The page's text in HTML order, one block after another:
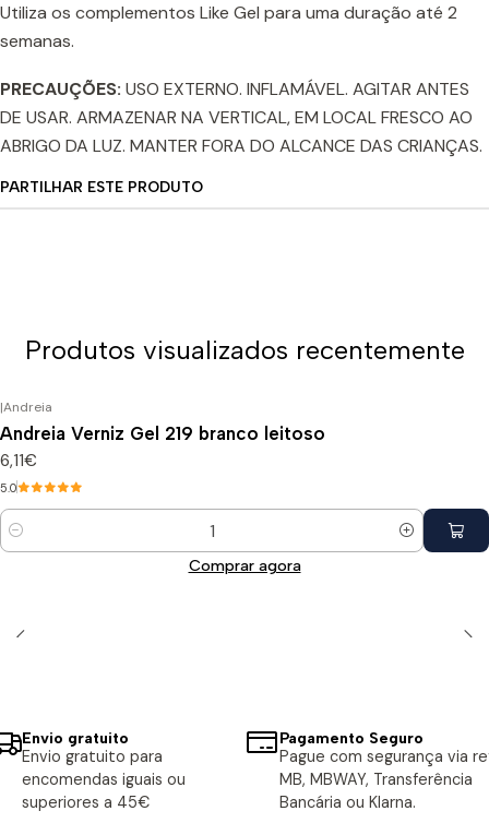
Utiliza os complementos Like Gel para uma duração até 2
semanas.
PRECAUÇÕES: USO EXTERNO. INFLAMÁVEL. AGITAR ANTES
DE USAR. ARMAZENAR NA VERTICAL, EM LOCAL FRESCO AO
ABRIGO DA LUZ. MANTER FORA DO ALCANCE DAS CRIANÇAS.
PARTILHAR ESTE PRODUTO
Produtos visualizados recentemente
|Andreia
Andreia Verniz Gel 219 branco leitoso
6,11€
5.0
Quantidade
Comprar agora
Envio gratuito
Envio gratuito para
encomendas iguais ou
superiores a 45€
Pagamento Seguro
Pague com segurança via
MB, MBWAY, Transferência
Bancária ou Klarna.